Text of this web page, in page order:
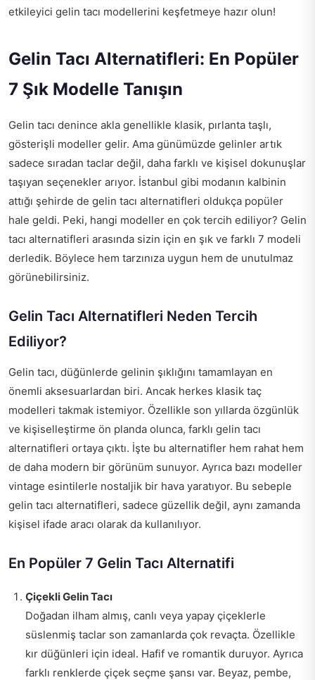
etkileyici gelin tacı modellerini keşfetmeye hazır olun!
Gelin Tacı Alternatifleri: En Popüler
7 Şık Modelle Tanışın
Gelin tacı denince akla genellikle klasik, pırlanta taşlı,
gösterişli modeller gelir. Ama günümüzde gelinler artık
sadece sıradan taclar değil, daha farklı ve kişisel dokunuşlar
taşıyan seçenekler arıyor. İstanbul gibi modanın kalbinin
attığı şehirde de gelin tacı alternatifleri oldukça popüler
hale geldi. Peki, hangi modeller en çok tercih ediliyor? Gelin
tacı alternatifleri arasında sizin için en şık ve farklı 7 modeli
derledik. Böylece hem tarzınıza uygun hem de unutulmaz
görünebilirsiniz.
Gelin Tacı Alternatifleri Neden Tercih
Ediliyor?
Gelin tacı, düğünlerde gelinin şıklığını tamamlayan en
önemli aksesuarlardan biri. Ancak herkes klasik taç
modelleri takmak istemiyor. Özellikle son yıllarda özgünlük
ve kişiselleştirme ön planda olunca, farklı gelin tacı
alternatifleri ortaya çıktı. İşte bu alternatifler hem rahat hem
de daha modern bir görünüm sunuyor. Ayrıca bazı modeller
vintage esintilerle nostaljik bir hava yaratıyor. Bu sebeple
gelin tacı alternatifleri, sadece güzellik değil, aynı zamanda
kişisel ifade aracı olarak da kullanılıyor.
En Popüler 7 Gelin Tacı Alternatifi
Çiçekli Gelin Tacı
Doğadan ilham almış, canlı veya yapay çiçeklerle
süslenmiş taclar son zamanlarda çok revaçta. Özellikle
kır düğünleri için ideal. Hafif ve romantik duruyor. Ayrıca
farklı renklerde çiçek seçme şansı var. Beyaz, pembe,